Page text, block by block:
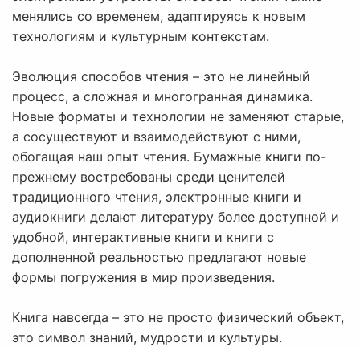
менялись со временем, адаптируясь к новым
технологиям и культурным контекстам.
Эволюция способов чтения – это не линейный
процесс, а сложная и многогранная динамика.
Новые форматы и технологии не заменяют старые,
а сосуществуют и взаимодействуют с ними,
обогащая наш опыт чтения. Бумажные книги по-
прежнему востребованы среди ценителей
традиционного чтения, электронные книги и
аудиокниги делают литературу более доступной и
удобной, интерактивные книги и книги с
дополненной реальностью предлагают новые
формы погружения в мир произведения.
Книга навсегда – это не просто физический объект,
это символ знаний, мудрости и культуры.